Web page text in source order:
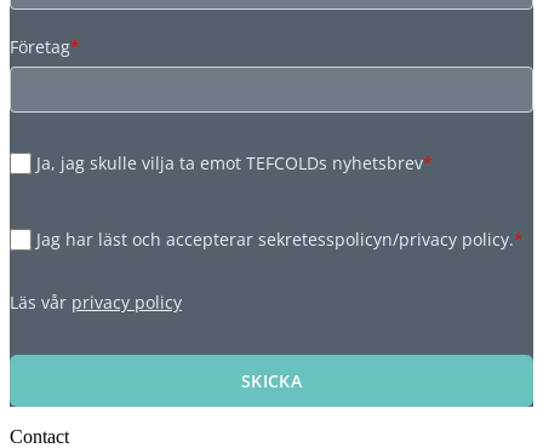
Företag*
Ja, jag skulle vilja ta emot TEFCOLDs nyhetsbrev*
Jag har läst och accepterar sekretesspolicyn/privacy policy.*
Läs vår privacy policy
SKICKA
Contact